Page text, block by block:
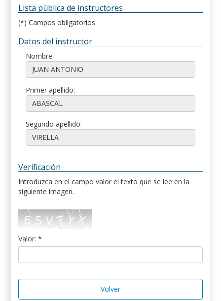
Lista pública de instructores
(*) Campos obligatorios
Datos del instructor
Nombre:
Primer apellido:
Segundo apellido:
Verificación
Introduzca en el campo valor el texto que se lee en la
siguiente imagen.
Valor: *
Volver